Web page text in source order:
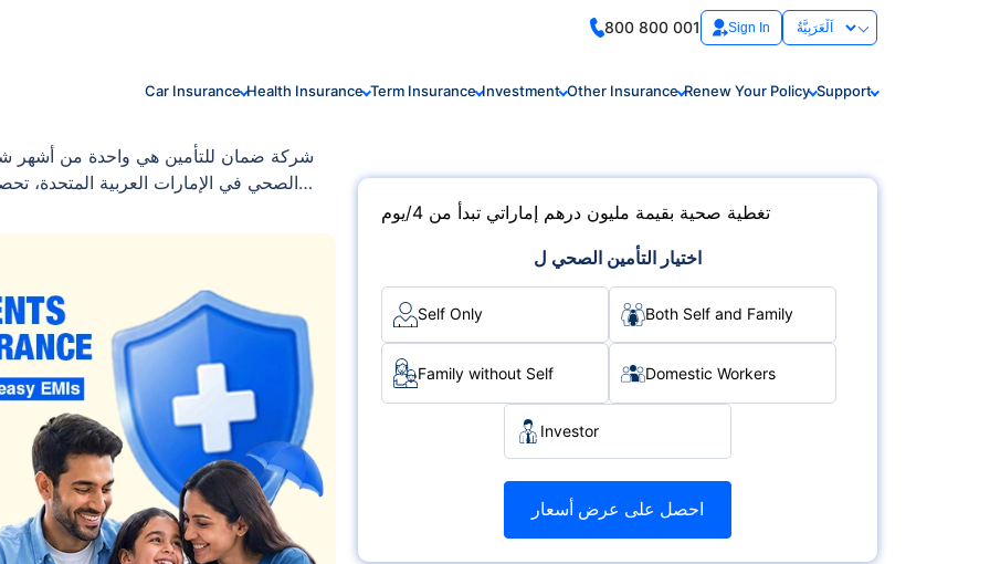
800 800 001 Sign In
Car Insurance Health Insurance Term Insurance Investment Other Insurance Renew Your Policy Support
شركة ضمان للتأمين هي واحدة من أشهر
الصحي في الإمارات العربية المتحدة،
والصيدليات. التغطية متاحة من
والاحتياجات المختلفة، بدءًا من التغطية
تغطية صحية بقيمة مليون درهم إماراتي تبدأ من 4/يوم
اختيار التأمين الصحي ل
Self Only Both Self and Family
Family without Self Domestic Workers
Investor
احصل على عرض أسعار